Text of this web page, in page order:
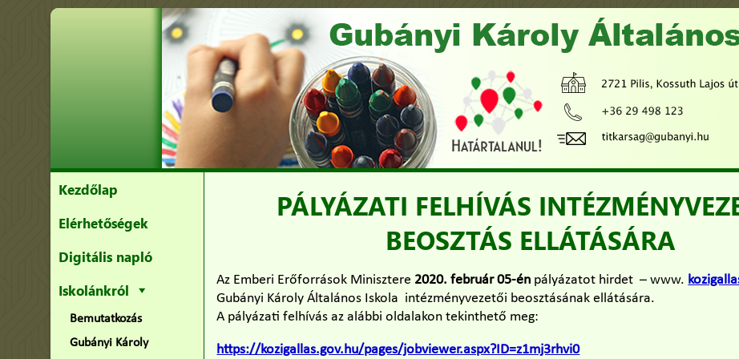
Kezdőlap
Elérhetőségek
Digitális napló
Iskolánkról
Bemutatkozás
Gubányi Károly
PÁLYÁZATI FELHÍVÁS
BEOSZTÁS ELLÁTÁSÁRA
Az Emberi Erőforrások Minisztere 2020. február 05-én pályázatot hirdet – www.
Gubányi Károly Általános Iskola intézményvezetői beosztásának ellátására.
A pályázati felhívás az alábbi oldalakon tekinthető meg:
https://kozigallas.gov.hu/pages/jobviewer.aspx?ID=z1mj3rhvi0